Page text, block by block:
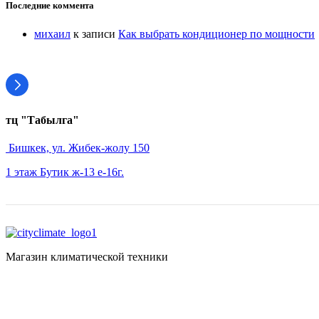
Последние коммента
михаил к записи Как выбрать кондиционер по мощности
тц "Табылга"
Бишкек, ул. Жибек-жолу 150
1 этаж Бутик ж-13 е-16г.
Магазин климатической техники